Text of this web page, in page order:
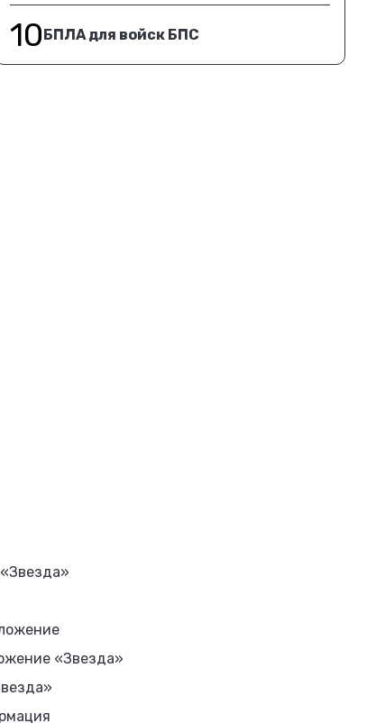
10БПЛА для войск БПС
«Звезда»